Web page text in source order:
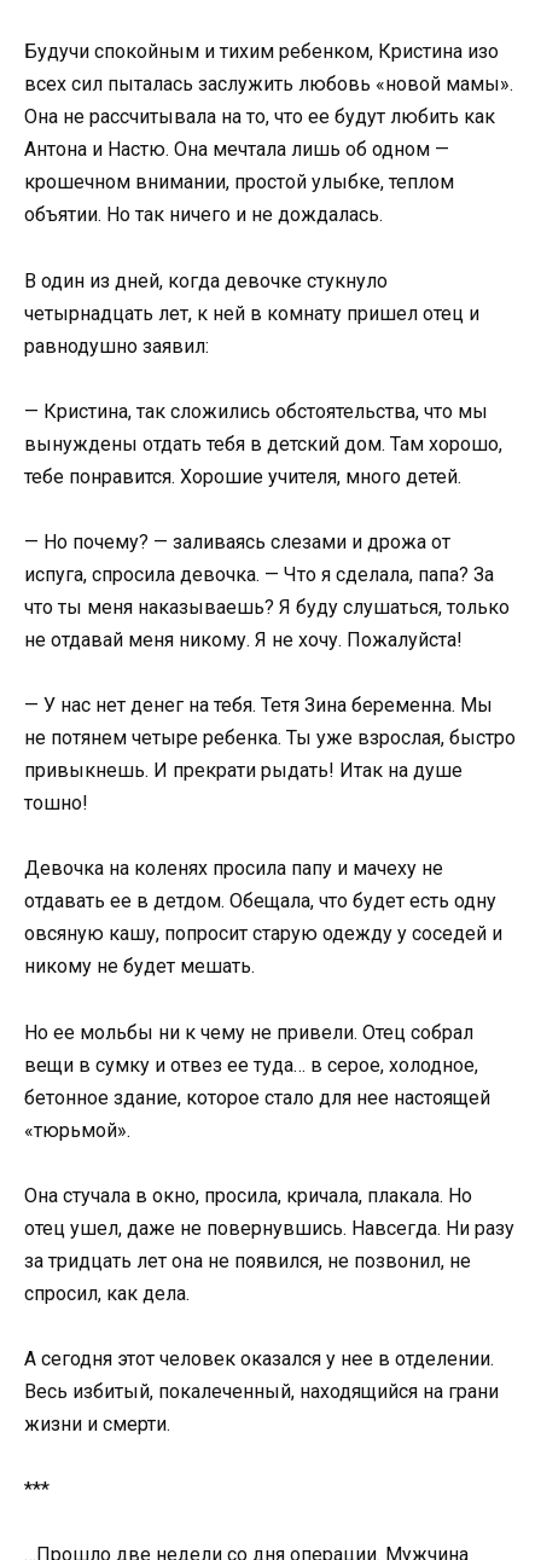
Будучи спокойным и тихим ребенком, Кристина изо
всех сил пыталась заслужить любовь «новой мамы».
Она не рассчитывала на то, что ее будут любить как
Антона и Настю. Она мечтала лишь об одном —
крошечном внимании, простой улыбке, теплом
объятии. Но так ничего и не дождалась.
В один из дней, когда девочке стукнуло
четырнадцать лет, к ней в комнату пришел отец и
равнодушно заявил:
— Кристина, так сложились обстоятельства, что мы
вынуждены отдать тебя в детский дом. Там хорошо,
тебе понравится. Хорошие учителя, много детей.
— Но почему? — заливаясь слезами и дрожа от
испуга, спросила девочка. — Что я сделала, папа? За
что ты меня наказываешь? Я буду слушаться, только
не отдавай меня никому. Я не хочу. Пожалуйста!
— У нас нет денег на тебя. Тетя Зина беременна. Мы
не потянем четыре ребенка. Ты уже взрослая, быстро
привыкнешь. И прекрати рыдать! Итак на душе
тошно!
Девочка на коленях просила папу и мачеху не
отдавать ее в детдом. Обещала, что будет есть одну
овсяную кашу, попросит старую одежду у соседей и
никому не будет мешать.
Но ее мольбы ни к чему не привели. Отец собрал
вещи в сумку и отвез ее туда… в серое, холодное,
бетонное здание, которое стало для нее настоящей
«тюрьмой».
Она стучала в окно, просила, кричала, плакала. Но
отец ушел, даже не повернувшись. Навсегда. Ни разу
за тридцать лет она не появился, не позвонил, не
спросил, как дела.
А сегодня этот человек оказался у нее в отделении.
Весь избитый, покалеченный, находящийся на грани
жизни и смерти.
***
…Прошло две недели со дня операции. Мужчина